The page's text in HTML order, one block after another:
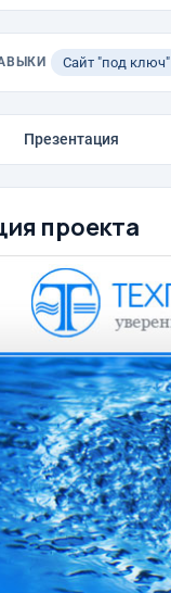
Сайт "под ключ"
Презентация
проекта